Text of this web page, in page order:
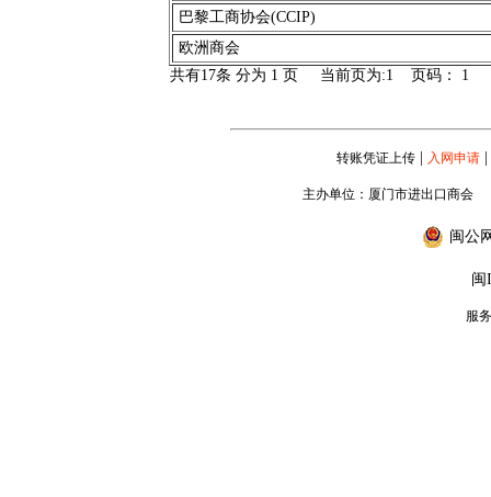
巴黎工商协会(CCIP)
欧洲商会
共有17条 分为 1 页 当前页为:1 页码： 1
转账凭证上传| 入网申请|
主办单位：厦门市进出口商
闽公
闽
服